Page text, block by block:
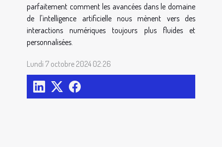
parfaitement comment les avancées dans le domaine
de l'intelligence artificielle nous mènent vers des
interactions numériques toujours plus fluides et
personnalisées.
Lundi 7 octobre 2024 02:26